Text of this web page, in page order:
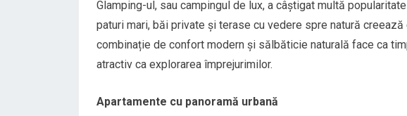
Glamping-ul, sau campingul de lux, a câștigat multă
paturi mari, băi private și terase cu vedere spre natură
combinație de confort modern și sălbăticie naturală face ca
atractiv ca explorarea împrejurimilor.
Apartamente cu panoramă urbană